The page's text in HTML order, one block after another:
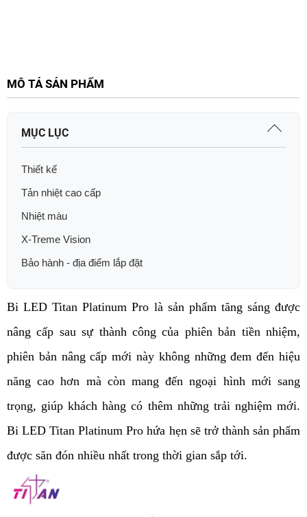
MÔ TẢ SẢN PHẨM
MỤC LỤC
Thiết kế
Tản nhiệt cao cấp
Nhiệt màu
X-Treme Vision
Bảo hành - địa điểm lắp đặt
Bi LED Titan Platinum Pro là sản phẩm tăng sáng được
nâng cấp sau sự thành công của phiên bản tiền nhiệm,
phiên bản nâng cấp mới này không những đem đến hiệu
năng cao hơn mà còn mang đến ngoại hình mới sang
trọng, giúp khách hàng có thêm những trải nghiệm mới.
Bi LED Titan Platinum Pro hứa hẹn sẽ trở thành sản phẩm
được săn đón nhiều nhất trong thời gian sắp tới.